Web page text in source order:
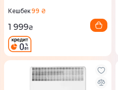
Кешбек99 ₴
1 999₴